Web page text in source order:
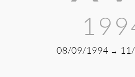
08/09/1994 →